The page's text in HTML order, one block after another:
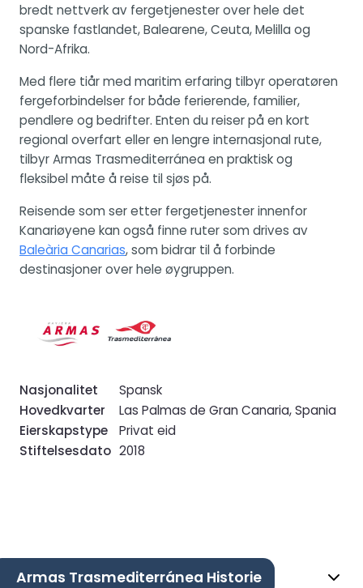
bredt nettverk av fergetjenester over hele det
spanske fastlandet, Balearene, Ceuta, Melilla og
Nord-Afrika.
Med flere tiår med maritim erfaring tilbyr operatøren
fergeforbindelser for både ferierende, familier,
pendlere og bedrifter. Enten du reiser på en kort
regional overfart eller en lengre internasjonal rute,
tilbyr Armas Trasmediterránea en praktisk og
fleksibel måte å reise til sjøs på.
Reisende som ser etter fergetjenester innenfor
Kanariøyene kan også finne ruter som drives av
Baleària Canarias, som bidrar til å forbinde
destinasjoner over hele øygruppen.
Nasjonalitet
Spansk
Hovedkvarter
Las Palmas de Gran Canaria, Spania
Eierskapstype
Privat eid
Stiftelsesdato 2018
Armas Trasmediterránea Historie